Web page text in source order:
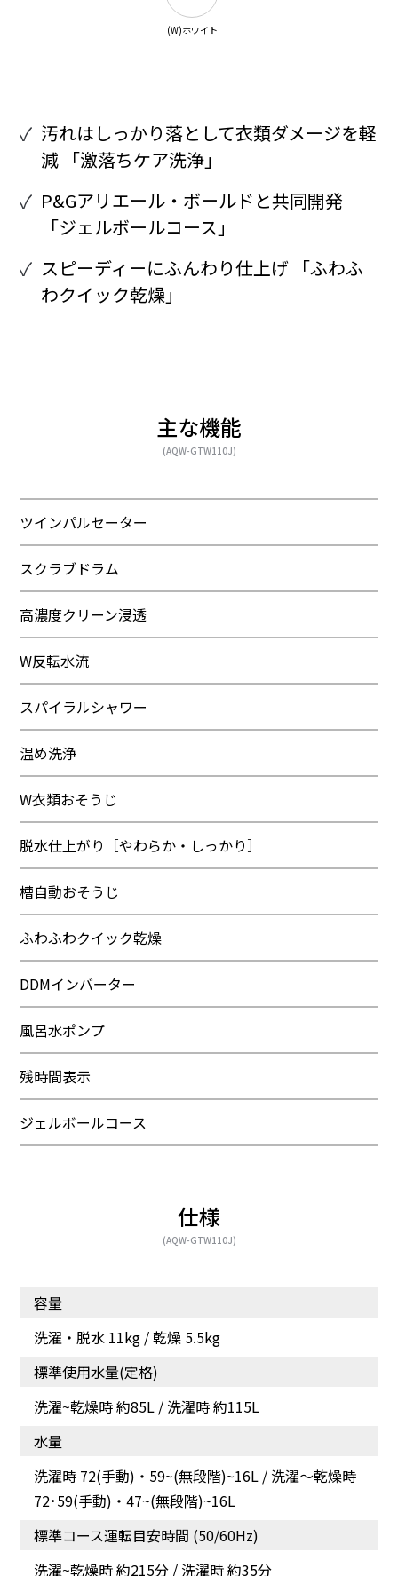
(W)ホワイト
汚れはしっかり落として衣類ダメージを軽
減 「激落ちケア洗浄」
P&Gアリエール・ボールドと共同開発
「ジェルボールコース」
スピーディーにふんわり仕上げ 「ふわふ
わクイック乾燥」
主な機能
(AQW-GTW110J)
ツインパルセーター
スクラブドラム
高濃度クリーン浸透
W反転水流
スパイラルシャワー
温め洗浄
W衣類おそうじ
脱水仕上がり［やわらか・しっかり］
槽自動おそうじ
ふわふわクイック乾燥
DDMインバーター
風呂水ポンプ
残時間表示
ジェルボールコース
仕様
(AQW-GTW110J)
容量
洗濯・脱水 11kg / 乾燥 5.5kg
標準使用水量(定格)
洗濯~乾燥時 約85L / 洗濯時 約115L
水量
洗濯時 72(⼿動)・59~(無段階)~16L / 洗濯～乾燥時
72･59(⼿動)・47~(無段階)~16L
標準コース運転目安時間 (50/60Hz)
洗濯~乾燥時 約215分 / 洗濯時 約35分